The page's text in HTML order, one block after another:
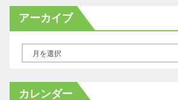
アーカイブ
カ
カレンダー